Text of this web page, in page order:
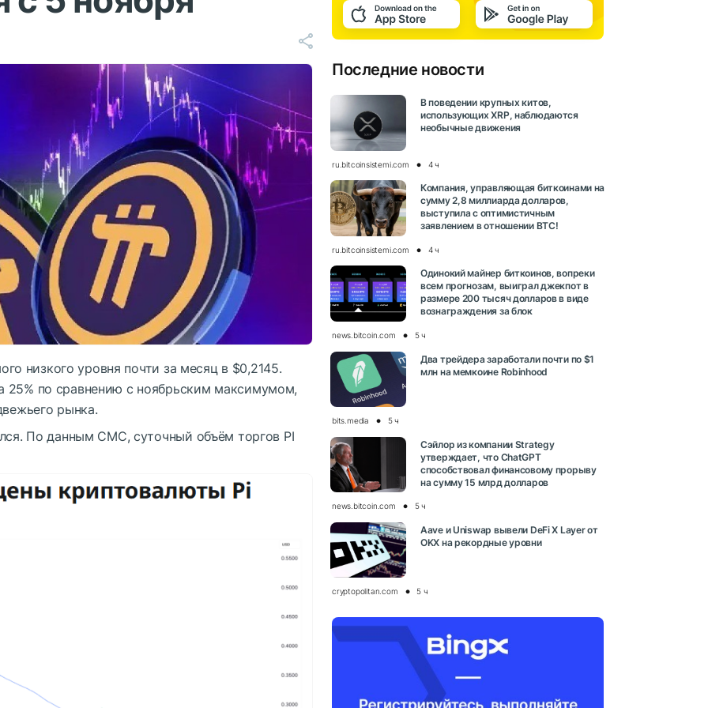
низкого уровня почти за месяц в $0,2145.
по сравнению с ноябрьским максимумом,
рынка.
По данным CMC, суточный объём торгов PI
Последние новости
В поведении крупных китов,
использующих XRP, наблюдаются
необычные движения
ru.bitcoinsistemi.com 4 ч
Компания, управляющая биткоинами на
сумму 2,8 миллиарда долларов,
выступила с оптимистичным
заявлением в отношении BTC!
ru.bitcoinsistemi.com 4 ч
Одинокий майнер биткоинов, вопреки
всем прогнозам, выиграл джекпот в
размере 200 тысяч долларов в виде
вознаграждения за блок
news.bitcoin.com 5 ч
Два трейдера заработали почти по $1
млн на мемкоине Robinhood
bits.media 5 ч
Сэйлор из компании Strategy
утверждает, что ChatGPT
способствовал финансовому прорыву
на сумму 15 млрд долларов
news.bitcoin.com 5 ч
Aave и Uniswap вывели DeFi X Layer от
OKX на рекордные уровни
cryptopolitan.com 5 ч